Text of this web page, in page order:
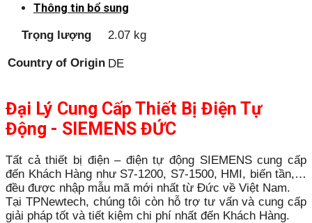
Thông tin bổ sung
Trọng lượng 2.07 kg
Country of Origin DE
Đại Lý Cung Cấp Thiết Bị Điện Tự
Động - SIEMENS ĐỨC
Tất cả thiết bị điện – điện tự động SIEMENS cung cấp
đến Khách Hàng như S7-1200, S7-1500, HMI, biến tần,…
đều được nhập mẫu mã mới nhất từ Đức về Việt Nam.
Tại TPNewtech, chúng tôi còn hỗ trợ tư vấn và cung cấp
giải pháp tốt và tiết kiệm chi phí nhất đến Khách Hàng.